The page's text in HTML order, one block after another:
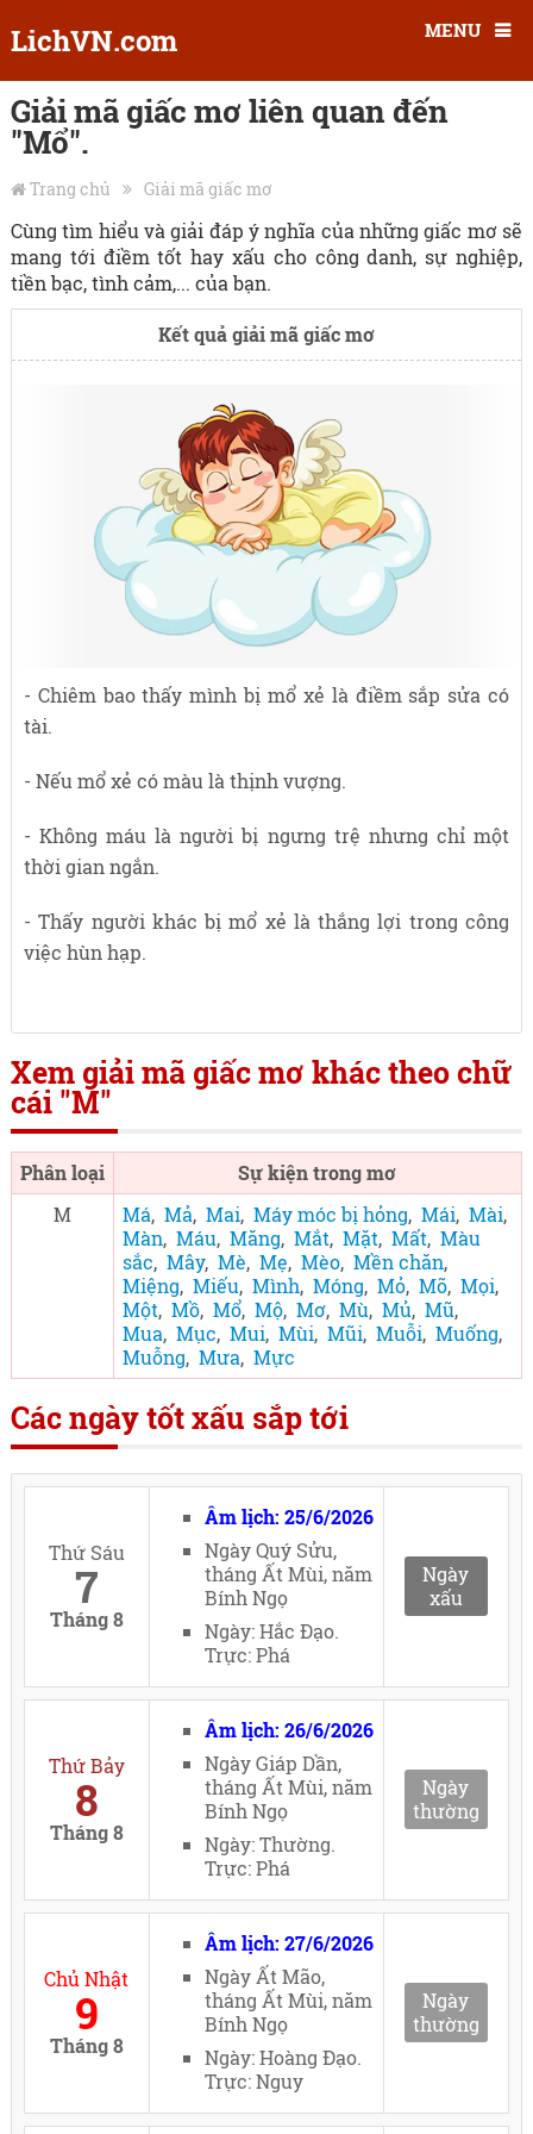
LichVN.com MENU
Giải mã giấc mơ liên quan đến
"Mổ".
Trang chủ Giải mã giấc mơ
Cùng tìm hiểu và giải đáp ý nghĩa của những giấc mơ sẽ
mang tới điềm tốt hay xấu cho công danh, sự nghiệp,
tiền bạc, tình cảm,... của bạn.
Kết quả giải mã giấc mơ
- Chiêm bao thấy mình bị mổ xẻ là điềm sắp sửa có
tài.
- Nếu mổ xẻ có màu là thịnh vượng.
- Không máu là người bị ngưng trệ nhưng chỉ một
thời gian ngắn.
- Thấy người khác bị mổ xẻ là thắng lợi trong công
việc hùn hạp.
Xem giải mã giấc mơ khác theo chữ
cái "M"
Phân loại
Sự kiện trong mơ
M
Má, Mả, Mai, Máy móc bị hỏng, Mái, Mài,
Màn, Máu, Măng, Mắt, Mặt, Mất, Màu
sắc, Mây, Mè, Mẹ, Mèo, Mền chăn,
Miệng, Miếu, Mình, Móng, Mỏ, Mõ, Mọi,
Một, Mồ, Mổ, Mộ, Mơ, Mù, Mủ, Mũ,
Mua, Mục, Mui, Mùi, Mũi, Muỗi, Muống,
Muỗng, Mưa, Mực
Các ngày tốt xấu sắp tới
Thứ Sáu
7
Tháng 8
Âm lịch: 25/6/2026
Ngày Quý Sửu,
tháng Ất Mùi, năm
Bính Ngọ
Ngày: Hắc Đạo.
Trực: Phá
Ngày
xấu
Thứ Bảy
8
Tháng 8
Âm lịch: 26/6/2026
Ngày Giáp Dần,
tháng Ất Mùi, năm
Bính Ngọ
Ngày: Thường.
Trực: Phá
Ngày
thường
Chủ Nhật
9
Tháng 8
Âm lịch: 27/6/2026
Ngày Ất Mão,
tháng Ất Mùi, năm
Bính Ngọ
Ngày: Hoàng Đạo.
Trực: Nguy
Ngày
thường